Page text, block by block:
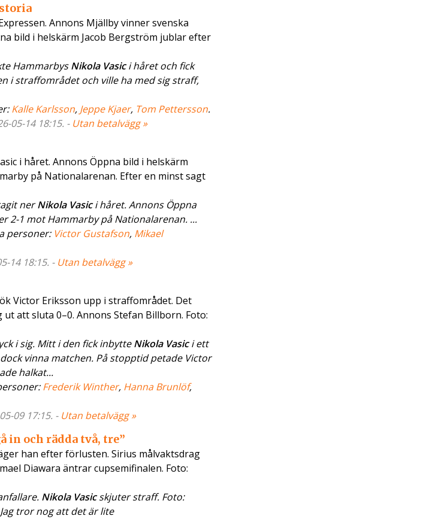
Annons Mjällby vinner svenska
bild i helskärm Jacob Bergström jublar efter
HammarbysNikola Vasici håret och fick
i straffområdet och ville ha med sig straff,
Kalle Karlsson, Jeppe Kjaer, Tom Pettersson.
05-14 18:15. - Utan betalvägg »
i håret. Annons Öppna bild i helskärm
på Nationalarenan. Efter en minst sagt
nerNikola Vasici håret. Annons Öppna
2-1 mot Hammarby på Nationalarenan. ...
personer: Victor Gustafson, Mikael
14 18:15. - Utan betalvägg »
Victor Eriksson upp i straffområdet. Det
att sluta 0–0. Annons Stefan Billborn. Foto:
i sig. Mitt i den fick inbytteNikola Vasici ett
vinna matchen. På stopptid petade Victor
halkat...
Frederik Winther, Hanna Brunlöf,
09 17:15. - Utan betalvägg »
in och rädda två, tre”
han efter förlusten. Sirius målvaktsdrag
Diawara äntrar cupsemifinalen. Foto:
Nikola Vasicskjuter straff. Foto:
Jag tror nog att det är lite